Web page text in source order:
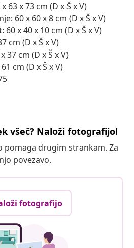
63 x 73 cm (D x Š x V)
60 x 60 x 8 cm (D x Š x V)
60 x 40 x 10 cm (D x Š x V)
cm (D x Š x V)
37 cm (D x Š x V)
cm (D x Š x V)
všeč? Naloži fotografijo!
pomaga drugim strankam. Za
povezavo.
fotografijo